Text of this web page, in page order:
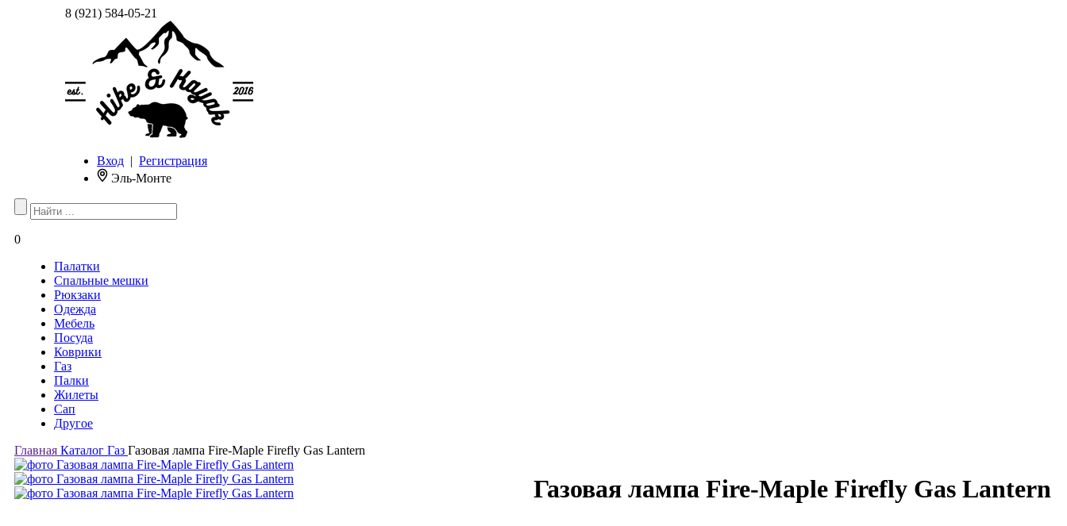
8 (921) 584-05-21
Вход | Регистрация
Эль-Монте
0
Палатки
Спальные мешки
Рюкзаки
Одежда
Мебель
Посуда
Коврики
Газ
Палки
Жилеты
Сап
Другое
Главная Каталог Газ Газовая лампа Fire-Maple Firefly Gas Lantern
Газовая лампа Fire-Maple Firefly Gas Lantern